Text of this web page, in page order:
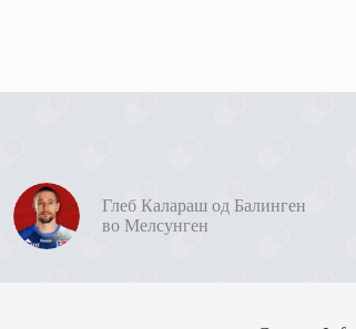
Глеб Калараш од Балинген
во Мелсунген